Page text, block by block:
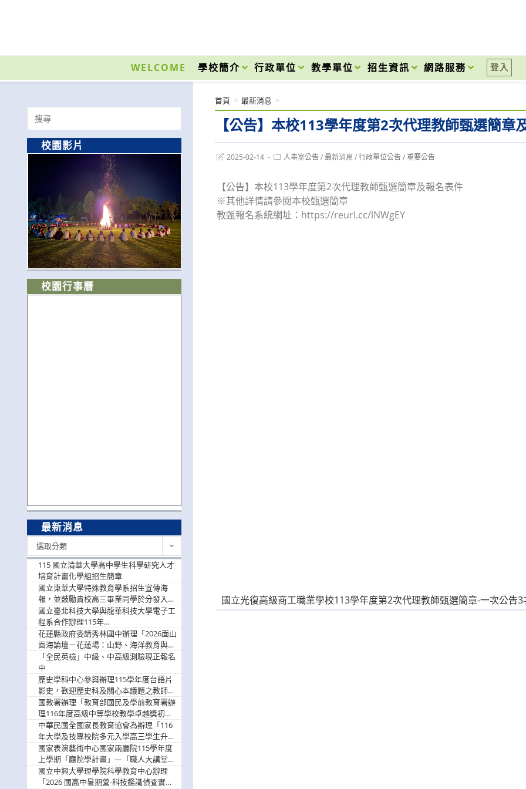
內
WELCOME 學校簡介 行政單位 教學單位 招生資訊 網路服務 登入
【公告】本校113學年度第2次代理教師甄選簡章
首頁 > 最新消息 >
Post2025-02-14
Post人事室公告 / 最新消息 / 行政單位公告 / 重要公告
【公告】本校113學年度第2次代理教師甄選簡章及報名表件
※其他詳情請參閱本校甄選簡章
教甄報名系統網址：https://reurl.cc/lNWgEY
國立光復高級商工職業學校113學年度第2次代理教師甄選簡章-一次公告3
Search
for:
校園影片
校園行事曆
最新消息
選取分類
115 國立清華大學高中學生科學研究人才
培育計畫化學組招生簡章
國立東華大學特殊教育學系招生宣傳海
報，並鼓勵貴校高三畢業同學於分發入學
階段踴躍選填。
國立臺北科技大學與龍華科技大學電子工
程系合作辦理115年
「115.08.10~08.12「AI賦能應用於智慧半
導體研習營」，歡迎學生踴躍報名參加
花蓮縣政府委請秀林國中辦理「2026面山
面海論壇－花蓮場：山野、海洋教育與戶
外安全實務課程」，歡迎踴躍報名參加
「全民英檢」中級、中高級測驗現正報名
中
歷史學科中心參與辦理115學年度台語片
影史，歡迎歷史科及關心本議題之教師踴
躍報名參加
國教署辦理「教育部國民及學前教育署辦
理116年度高級中等學校教學卓越獎初選
實施計畫」，鼓勵教師踴躍報名
中華民國全國家長教育協會為辦理「116
年大學及技專校院多元入學高三學生升學
輔導家長說明會」
國家表演藝術中心國家兩廳院115學年度
上學期「廳院學計畫」—「職人大講堂」
及「一日體驗課程」，鼓勵踴躍報名參
與。
國立中興大學理學院科學教育中心辦理
「2026 國高中暑期營-科技鑑識偵查實戰